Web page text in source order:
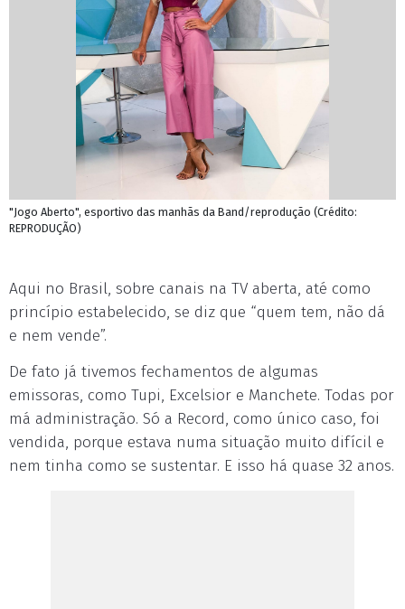
"Jogo Aberto", esportivo das manhãs da Band/reprodução (Crédito:
REPRODUÇÃO)
Aqui no Brasil, sobre canais na TV aberta, até como
princípio estabelecido, se diz que “quem tem, não dá
e nem vende”.
De fato já tivemos fechamentos de algumas
emissoras, como Tupi, Excelsior e Manchete. Todas por
má administração. Só a Record, como único caso, foi
vendida, porque estava numa situação muito difícil e
nem tinha como se sustentar. E isso há quase 32 anos.